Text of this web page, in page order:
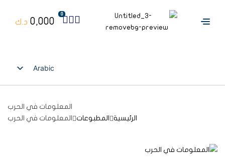
0
0,000 د.ك
Arabic
English
المعلومات في الحرب
الرئيسية
المطبوعات المعلومات في الحرب